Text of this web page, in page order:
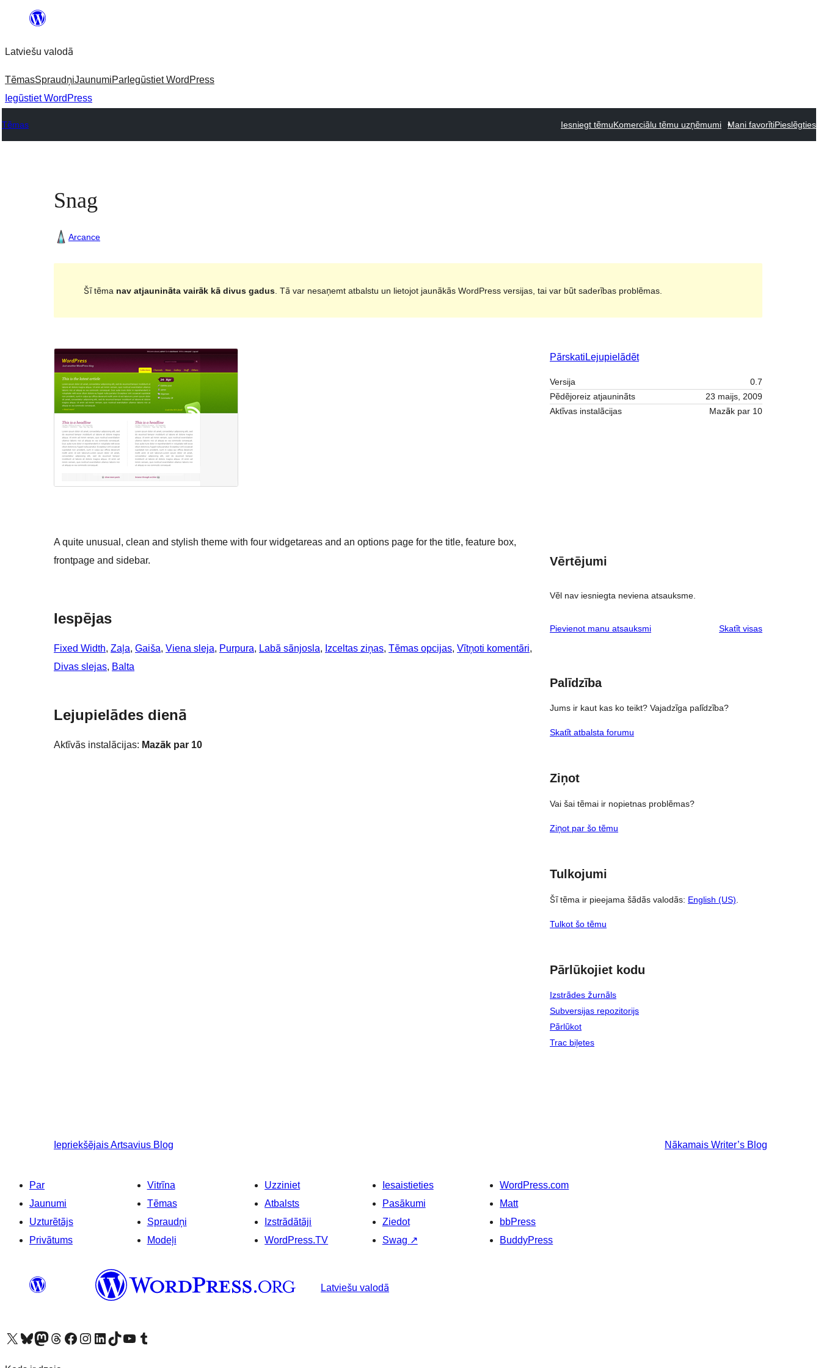
Pāriet
saturu
Latviešu valodā
TēmasSpraudņiJaunumiPar Iegūstiet WordPress
Iegūstiet WordPress
Tēmas Iesniegt tēmuKomerciālu tēmu uzņēmumi Mani favorītiPieslēgties
Snag
Arcance
Šī tēma nav atjaunināta vairāk kā divus gadus. Tā var nesaņemt atbalstu un lietojot jaunākās WordPress versijas, tai var būt saderības problēmas.
Pārskati Lejupielādēt
Versija
0.7
Pēdējoreiz atjaunināts
23 maijs, 2009
Aktīvas instalācijas
Mazāk par 10
A quite unusual, clean and stylish theme with four widgetareas and an options page for the title, feature box,
frontpage and sidebar.
Iespējas
Fixed Width, Zaļa, Gaiša, Viena sleja, Purpura, Labā sānjosla, Izceltas ziņas, Tēmas opcijas, Vītņoti komentāri
Divas slejas, Balta
Lejupielādes dienā
Aktīvās instalācijas: Mazāk par 10
Vērtējumi
Vēl nav iesniegta neviena atsauksme.
Pievienot manu atsauksmi Skatīt visasatsauksmes
Palīdzība
Jums ir kaut kas ko teikt? Vajadzīga palīdzība?
Skatīt atbalsta forumu
Ziņot
Vai šai tēmai ir nopietnas problēmas?
Ziņot par šo tēmu
Tulkojumi
Šī tēma ir pieejama šādās valodās: English (US)
Tulkot šo tēmu
Pārlūkojiet kodu
Izstrādes žurnāls
Subversijas repozitorijs
Pārlūkot
Trac biļetes
IepriekšējaisArtsavius Blog Nākamais Writer’s Blog
Par
Jaunumi
Uzturētājs
Privātums
Vitrīna
Tēmas
Spraudņi
Modeļi
Uzziniet
Atbalsts
Izstrādātāji
WordPress.TV
Iesaistieties
Pasākumi
Ziedot
Swag ↗
WordPress.com
Matt
bbPress
BuddyPress
Latviešu valodā
Apmeklējiet mūsu X (agrāk Twitter) kontu
Apmeklējiet mūsu Bluesky kontu
Apmeklējiet mūsu Mastodon kontu
Apmeklējiet mūsu Threads kontu
Apmeklējiet mūsu Facebook lapuApmeklējiet mūsu Instagram kontu
Apmeklējiet mūsu LinkedIn kontu
Apmeklējiet mūsu TikTok kontu
Apmeklējiet mūsu YouTube kanālu
Apmeklējiet mūsu Tumblr kontu